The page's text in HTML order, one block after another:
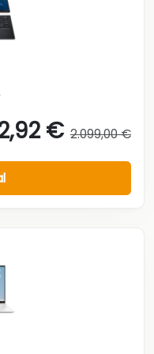
€ 2.099,00 €